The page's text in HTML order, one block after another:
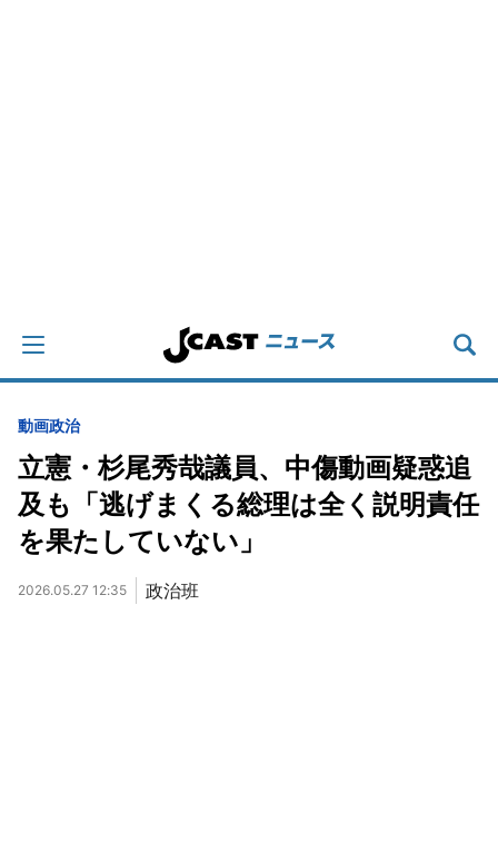
動画政治
立憲・杉尾秀哉議員、中傷動画疑惑追
及も「逃げまくる総理は全く説明責任
を果たしていない」
2026.05.27 12:35 政治班